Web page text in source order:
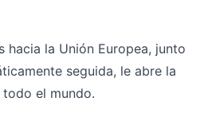
hacia la Unión Europea, junto
seguida, le abre la
el mundo.